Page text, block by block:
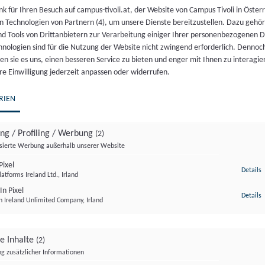
Nicht vorrätig
Artikelnummer:17827Kategorie:Veranstaltung
Abg.z.NR Mag. Dr. Juliane Bogner-Strauß
laden
unterschiedlichsten Bereichen leisten tagtäglich
für Ihren Besuch auf campus-tivoli.at, der Website von Campus Tivoli in
Technologien von Partnern (4), um unsere Dienste bereitzustellen. Dazu
Tools von Drittanbietern zur Verarbeitung einiger Ihrer personenbezogenen
sind für die Nutzung der Website nicht zwingend erforderlich.
sie es uns, einen besseren Service zu bieten und enger mit Ihnen zu
Einwilligung jederzeit anpassen oder widerrufen.
/ Profiling / Werbung (2)
Werbung außerhalb unserer Website
Ireland Ltd., Irland
Details
Pixel
Ireland Unlimited Company, Irland
Details
Inhalte (2)
zusätzlicher Informationen